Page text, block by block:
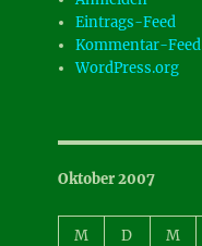
Eintrags-Feed
Kommentar-Feed
WordPress.org
Oktober 2007
M D M